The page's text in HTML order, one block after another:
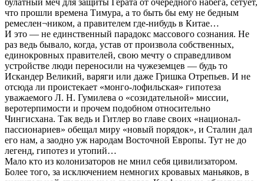
что прошли времена Тимура, а то быть бы ему не бедным
ремеслен¬ником, а правителем где-нибудь в Китае…
И это — не единственный парадокс массового сознания. Не
раз ведь бывало, когда, устав от произвола собственных,
единокровных правителей, свою мечту о справедливом
устройстве люди переносили на чужеземцев — будь то
Искандер Великий, варяги или даже Гришка Отрепьев. И не
отсюда ли проистекает «монго-лофильская» гипотеза
уважаемого Л. Н. Гумилева о «созидательной» миссии,
веротерпимости и прочем подобном относительно
Чингисхана. Так ведь и Гитлер во главе своих «национал-
пассионариев» обещал миру «новый порядок», и Сталин дал
его нам, а заодно уж народам Восточной Европы. Тут не до
легенд, гипотез и утопий…
Мало кто из колонизаторов не мнил себя цивилизатором.
Более того, за исключением немногих кровавых маньяков, в